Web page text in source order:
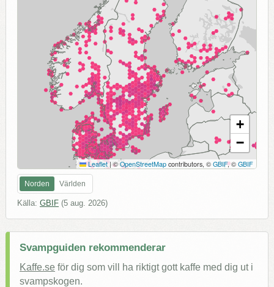
+
−
Leaflet | ©OpenStreetMap contributors, © GBIF, © GBIF
Norden Världen
Källa: GBIF (5 aug. 2026)
Svampguiden rekommenderar
Kaffe.se för dig som vill ha riktigt gott kaffe med dig ut i
svampskogen.